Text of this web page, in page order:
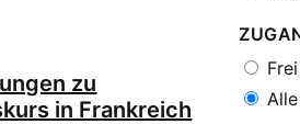
zu
in Frankreich
Alle